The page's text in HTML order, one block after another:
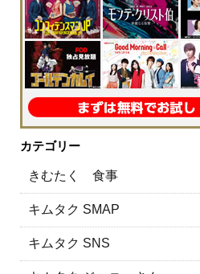
カテゴリー
きむたく 食事
キムタク SMAP
キムタク SNS